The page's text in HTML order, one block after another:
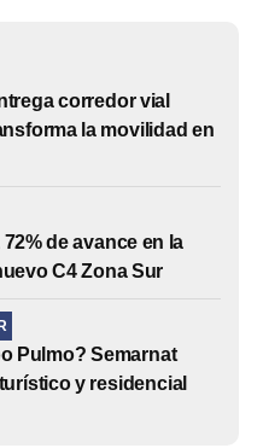
corredor vial
la movilidad en
de avance en la
C4 Zona Sur
Pulmo? Semarnat
y residencial